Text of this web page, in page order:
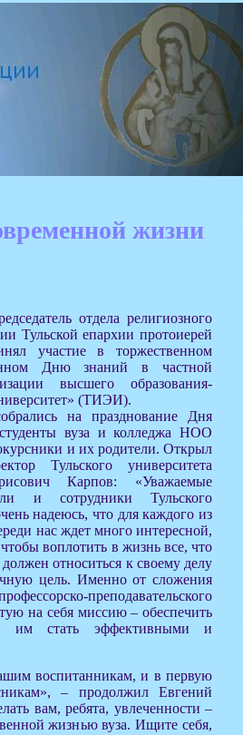
жизни
отдела религиозного
Тульской епархии протоиерей
участие в торжественном
Дню знаний в частной
высшего образования-
(ТИЭИ).
на празднование Дня
вуза и колледжа НОО
и их родители. Открыл
Тульского университета
Карпов: «Уважаемые
и сотрудники Тульского
надеюсь, что для каждого из
нас ждет много интересной,
воплотить в жизнь все, что
относиться к своему делу
цель. Именно от сложения
преподавательского
на себя миссию – обеспечить
им стать эффективными и
воспитанникам, и в первую
– продолжил Евгений
вам, ребята, увлеченности –
жизнью вуза. Ищите себя,